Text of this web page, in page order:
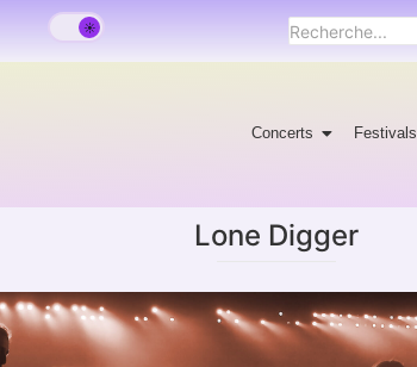
Concerts Festivals
Lone Digger